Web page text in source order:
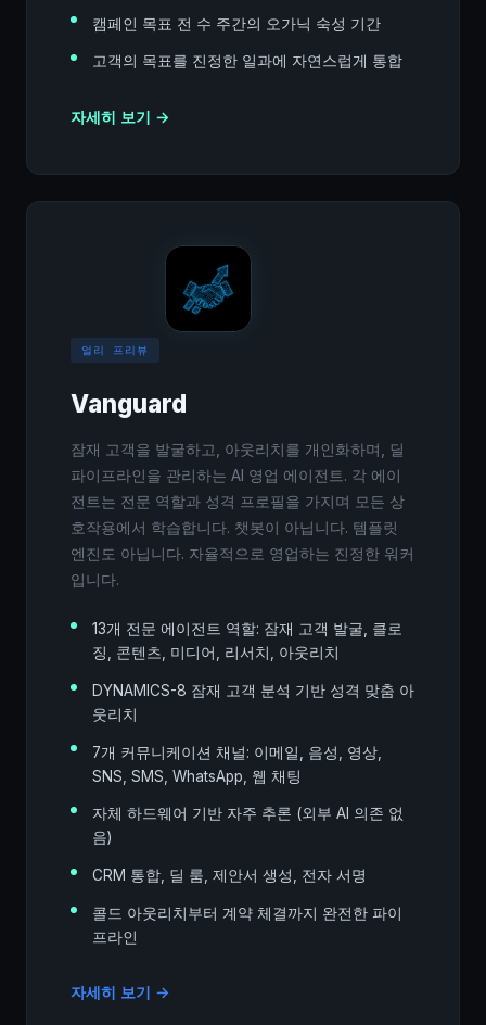
캠페인 목표 전 수 주간의 오가닉 숙성 기간
고객의 목표를 진정한 일과에 자연스럽게 통합
자세히 보기 →
얼리 프리뷰
Vanguard
잠재 고객을 발굴하고, 아웃리치를 개인화하며, 딜
파이프라인을 관리하는 AI 영업 에이전트. 각 에이
전트는 전문 역할과 성격 프로필을 가지며 모든 상
호작용에서 학습합니다. 챗봇이 아닙니다. 템플릿
엔진도 아닙니다. 자율적으로 영업하는 진정한 워커
입니다.
13개 전문 에이전트 역할: 잠재 고객 발굴, 클로
징, 콘텐츠, 미디어, 리서치, 아웃리치
DYNAMICS-8 잠재 고객 분석 기반 성격 맞춤 아
웃리치
7개 커뮤니케이션 채널: 이메일, 음성, 영상,
SNS, SMS, WhatsApp, 웹 채팅
자체 하드웨어 기반 자주 추론 (외부 AI 의존 없
음)
CRM 통합, 딜 룸, 제안서 생성, 전자 서명
콜드 아웃리치부터 계약 체결까지 완전한 파이
프라인
자세히 보기 →